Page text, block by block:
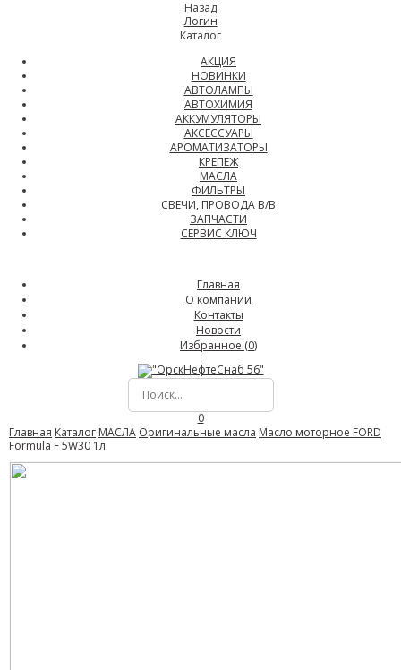
Назад
Логин
Каталог
АКЦИЯ
НОВИНКИ
АВТОЛАМПЫ
АВТОХИМИЯ
АККУМУЛЯТОРЫ
АКСЕССУАРЫ
АРОМАТИЗАТОРЫ
КРЕПЕЖ
МАСЛА
ФИЛЬТРЫ
СВЕЧИ, ПРОВОДА В/В
ЗАПЧАСТИ
СЕРВИС КЛЮЧ
Главная
О компании
Контакты
Новости
Избранное (0)
0
Главная Каталог МАСЛА Оригинальные масла Масло моторное FORD
Formula F 5W30 1л